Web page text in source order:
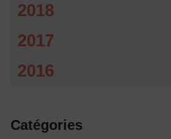
2018
2017
2016
Catégories